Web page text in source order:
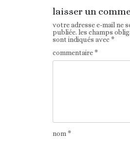
laisser un
votre adresse e-mail ne
publiée. les champs
sont indiqués avec*
commentaire*
nom*